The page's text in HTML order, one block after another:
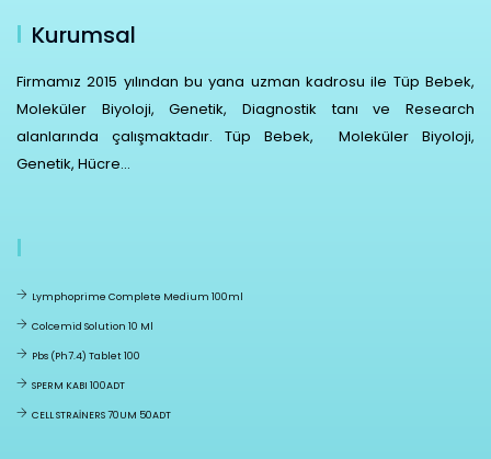
Kurumsal
Firmamız 2015 yılından bu yana uzman kadrosu ile Tüp Bebek,
Moleküler Biyoloji, Genetik, Diagnostik tanı ve Research
alanlarında çalışmaktadır. Tüp Bebek, Moleküler Biyoloji,
Genetik, Hücre...
Lymphoprime Complete Medium 100ml
Colcemid Solution 10 Ml
Pbs (ph7.4) Tablet 100
SPERM KABI 100ADT
CELL STRAİNERS 70UM 50ADT